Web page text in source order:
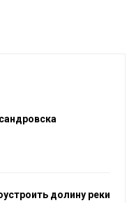
долину реки